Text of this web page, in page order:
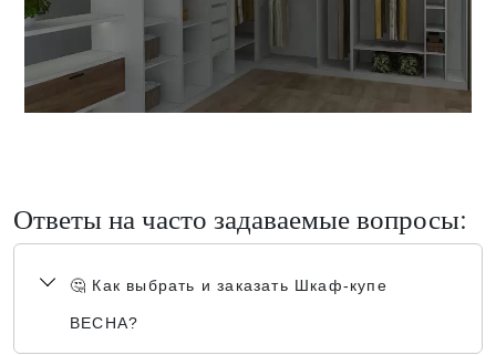
Ответы на часто задаваемые вопросы:
🤔 Как выбрать и заказать Шкаф-купе
ВЕСНА?